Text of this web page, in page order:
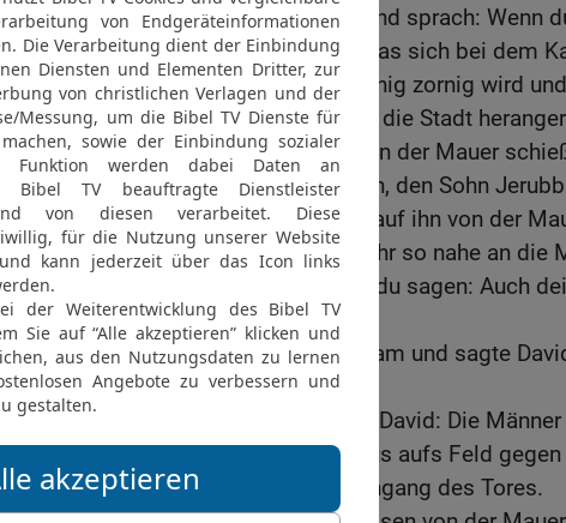
19
und gebot dem Boten und sprach: Wenn
bis zu Ende gesagt hast, was sich bei dem
20 und siehst, dass der König zornig wird
Warum seid ihr so nahe an die Stadt
Wisst ihr nicht, dass sie von der Mauer
21 Wer erschlug Abimelech, den Sohn
eine Frau einen Mühlstein auf ihn von der
Tebez starb? Warum seid ihr so nahe an die
herangerückt?, – so sollst du sagen: Auch
Hetiter, ist tot.
22 Der Bote ging hin und kam und sagte
ihm aufgetragen hatte.
Und der Bote sprach zu David: Die
überlegen und zogen heraus aufs Feld
drängten sie bis an den Eingang des Tores.